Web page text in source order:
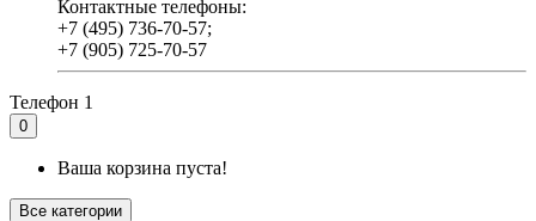
Контактные телефоны:
+7 (495) 736-70-57;
+7 (905) 725-70-57
Телефон 1
0
Ваша корзина пуста!
Все категории